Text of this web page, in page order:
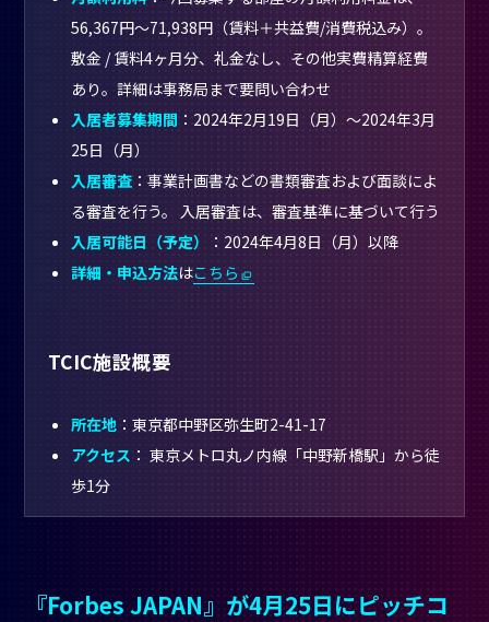
56,367円～71,938円（賃料＋共益費/消費税込み）。
敷金 / 賃料4ヶ月分、礼金なし、その他実費精算経費
あり。詳細は事務局まで要問い合わせ
入居者募集期間 ：2024年2月19日（月）～2024年3月
25日（月）
入居審査 ：事業計画書などの書類審査および面談によ
る審査を行う。 入居審査は、審査基準に基づいて行う
入居可能日（予定）
：2024年4月8日（月）以降
詳細・申込方法はこちら
TCIC施設概要
所在地 ：東京都中野区弥生町2-41-17
アクセス ： 東京メトロ丸ノ内線「中野新橋駅」から徒
歩1分
『Forbes JAPAN』が4月25日にピッチコ